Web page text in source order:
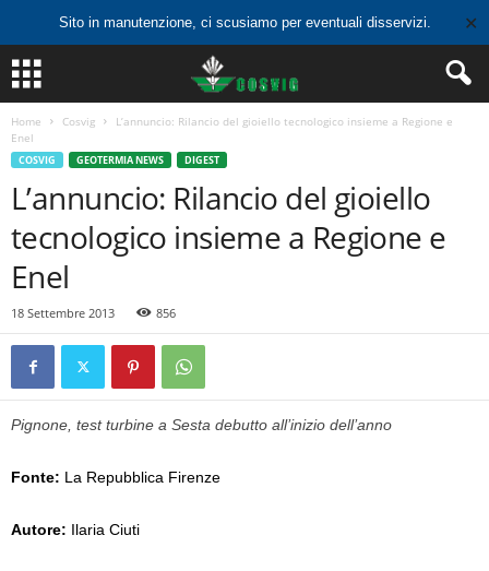
Sito in manutenzione, ci scusiamo per eventuali disservizi. ✕
Home Cosvig
L’annuncio: Rilancio del gioiello tecnologico insieme a Regione e
Enel
COSVIG GEOTERMIA NEWS DIGEST
L’annuncio: Rilancio del gioiello
tecnologico insieme a Regione e
Enel
18 Settembre 2013 856
Pignone, test turbine a Sesta debutto all’inizio dell’anno
Fonte: La Repubblica Firenze
Autore: Ilaria Ciuti